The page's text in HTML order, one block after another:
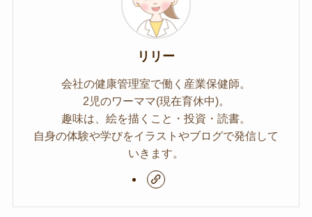
リリー
会社の健康管理室で働く産業保健師。
2児のワーママ(現在育休中)。
趣味は、絵を描くこと・投資・読書。
自身の体験や学びをイラストやブログで発信して
いきます。